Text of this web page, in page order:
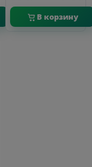
В корзину